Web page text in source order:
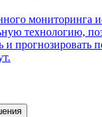
мониторинга
технологию,
и прогнозировать